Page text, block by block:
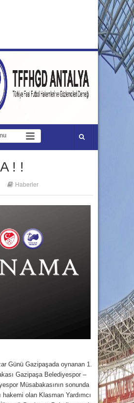
! !
Haberler
Günü Gazipaşada oynanan 1.
Gazipaşa Belediyespor –
Müsabakasının sonunda
hakemi olan Klasman Yardımcı